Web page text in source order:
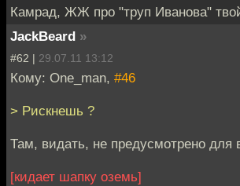
Камрад, ЖЖ про "труп Иванова"
JackBeard »
#62 | 29.07.11 13:12
Кому: One_man, #46
> Рискнешь ?
Там, видать, не предусмотрено для
[кидает шапку оземь]